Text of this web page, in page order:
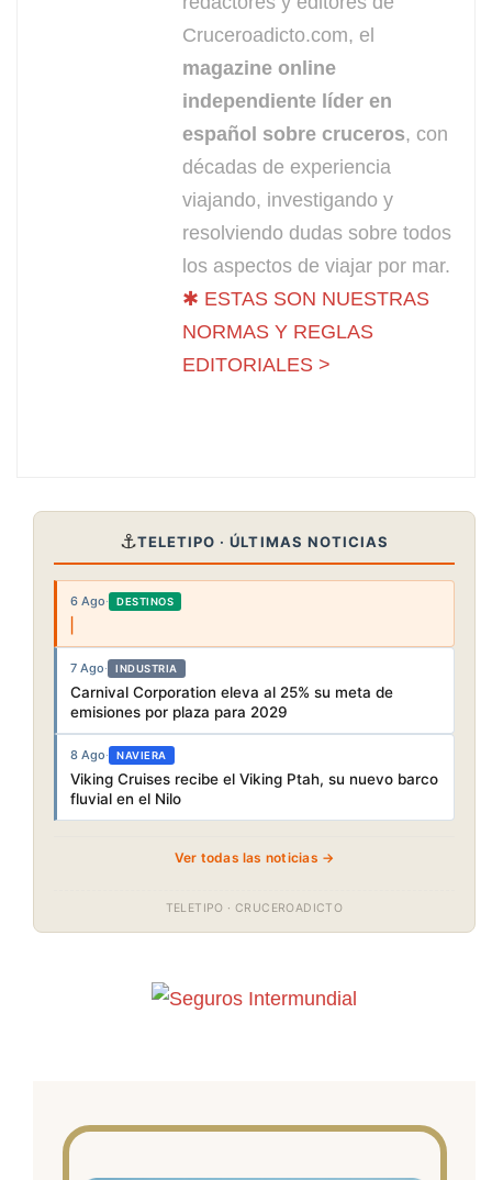
Cruceroadicto.com, el
magazine online
independiente líder en
español sobre cruceros, con
décadas de experiencia
viajando, investigando y
resolviendo dudas sobre todos
los aspectos de viajar por mar.
✱ ESTAS SON NUESTRAS
NORMAS Y REGLAS
EDITORIALES >
⚓TELETIPO · ÚLTIMAS NOTICIAS
6 Ago· DESTINOS
7 Ago· INDUSTRIA
Carnival Corporation eleva al 25% su meta de
emisiones por plaza para 2029
8 Ago· NAVIERA
Viking Cruises recibe el Viking Ptah, su nuevo barco
fluvial en el Nilo
Ver todas las noticias →
TELETIPO · CRUCEROADICTO